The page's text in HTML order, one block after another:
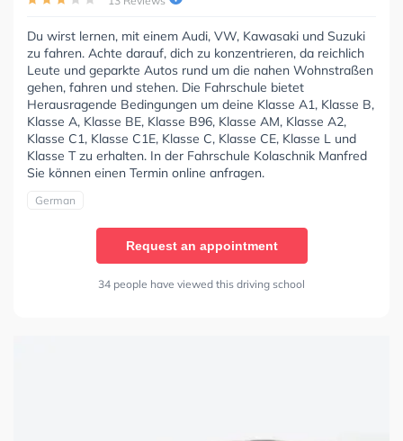
Du wirst lernen, mit einem Audi, VW, Kawasaki und Suzuki
zu fahren. Achte darauf, dich zu konzentrieren, da reichlich
Leute und geparkte Autos rund um die nahen Wohnstraßen
gehen, fahren und stehen. Die Fahrschule bietet
Herausragende Bedingungen um deine Klasse A1, Klasse B,
Klasse A, Klasse BE, Klasse B96, Klasse AM, Klasse A2,
Klasse C1, Klasse C1E, Klasse C, Klasse CE, Klasse L und
Klasse T zu erhalten. In der Fahrschule Kolaschnik Manfred
Sie können einen Termin online anfragen.
German
Request an appointment
34 people have viewed this driving school